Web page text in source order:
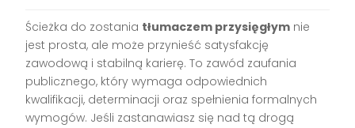
Ścieżka do zostania tłumaczem przysięgłym nie
jest prosta, ale może przynieść satysfakcję
zawodową i stabilną karierę. To zawód zaufania
publicznego, który wymaga odpowiednich
kwalifikacji, determinacji oraz spełnienia formalnych
wymogów. Jeśli zastanawiasz się nad tą drogą